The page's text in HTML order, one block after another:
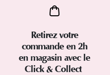
Retirez votre
commande en 2h
en magasin avec le
Click & Collect